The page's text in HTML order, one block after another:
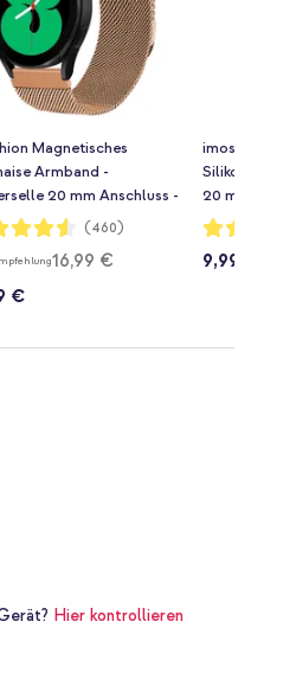
Magnetisches
Armband -
20 mm Anschluss -
S - Rosé gold
(460)
16,99 €
€
imoshion
20 mm
Bewertung:
89%
9,99 €
Hier kontrollieren